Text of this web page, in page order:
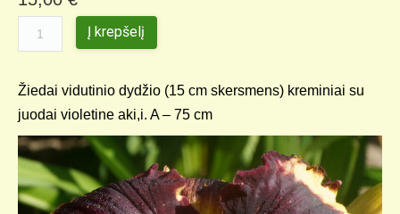
Į krepšelį
Žiedai vidutinio dydžio (15 cm skersmens) kreminiai su
juodai violetine aki,i. A – 75 cm